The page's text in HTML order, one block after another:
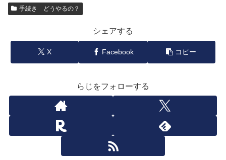
手続き どうやるの？
シェアする
X Facebook コピー
らじをフォローする